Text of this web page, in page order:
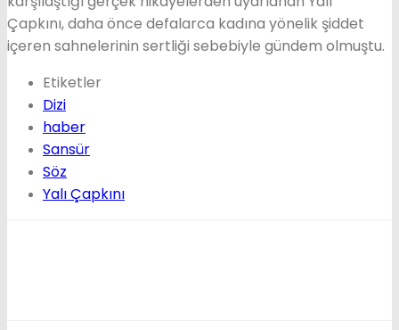
Çapkını, daha önce defalarca kadına yönelik şiddet
içeren sahnelerinin sertliği sebebiyle gündem olmuştu.
Etiketler
Dizi
haber
Sansür
Söz
Yalı Çapkını